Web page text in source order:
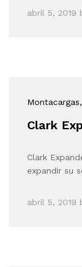
abril 5, 2019
Montacargas
Clark
Clark
expandir su
abril 5, 2019